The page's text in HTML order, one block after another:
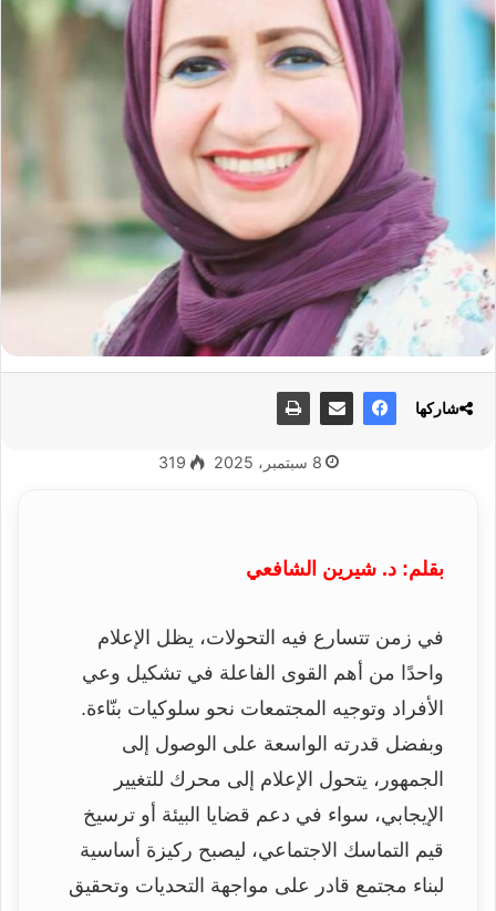
8 سبتمبر، 2025 319
بقلم: د. شيرين الشافعي
في زمن تتسارع فيه التحولات، يظل الإعلام
واحدًا من أهم القوى الفاعلة في تشكيل وعي
الأفراد وتوجيه المجتمعات نحو سلوكيات بنّاءة.
وبفضل قدرته الواسعة على الوصول إلى
الجمهور، يتحول الإعلام إلى محرك للتغيير
الإيجابي، سواء في دعم قضايا البيئة أو ترسيخ
قيم التماسك الاجتماعي، ليصبح ركيزة أساسية
لبناء مجتمع قادر على مواجهة التحديات وتحقيق
شاركها